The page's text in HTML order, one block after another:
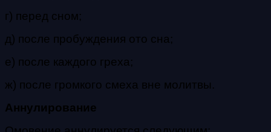
г) перед сном;
д) после пробуждения ото сна;
е) после каждого греха;
ж) после громкого смеха вне молитвы.
Аннулирование